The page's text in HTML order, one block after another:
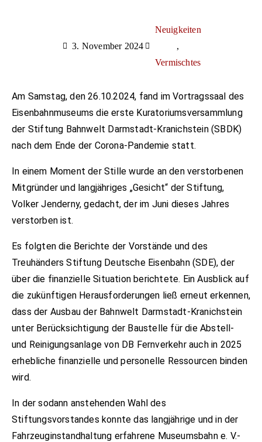
3. November 2024
Neuigkeiten
,
Vermischtes
Am Samstag, den 26.10.2024, fand im Vortragssaal des
Eisenbahnmuseums die erste Kuratoriumsversammlung
der Stiftung Bahnwelt Darmstadt-Kranichstein (SBDK)
nach dem Ende der Corona-Pandemie statt.
In einem Moment der Stille wurde an den verstorbenen
Mitgründer und langjähriges „Gesicht“ der Stiftung,
Volker Jenderny, gedacht, der im Juni dieses Jahres
verstorben ist.
Es folgten die Berichte der Vorstände und des
Treuhänders Stiftung Deutsche Eisenbahn (SDE), der
über die finanzielle Situation berichtete. Ein Ausblick auf
die zukünftigen Herausforderungen ließ erneut erkennen,
dass der Ausbau der Bahnwelt Darmstadt-Kranichstein
unter Berücksichtigung der Baustelle für die Abstell-
und Reinigungsanlage von DB Fernverkehr auch in 2025
erhebliche finanzielle und personelle Ressourcen binden
wird.
In der sodann anstehenden Wahl des
Stiftungsvorstandes konnte das langjährige und in der
Fahrzeug­instandhaltung erfahrene Museumsbahn e. V.-